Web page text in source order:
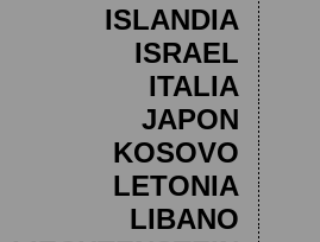
ISLANDIA
ISRAEL
ITALIA
JAPON
KOSOVO
LETONIA
LIBANO